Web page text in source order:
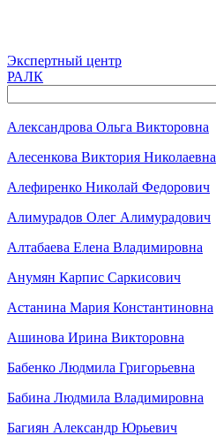
Экспертный центр
РАЛК
Александрова Ольга Викторовна
Алесенкова Виктория Николаевна
Алефиренко Николай Федорович
Алимурадов Олег Алимурадович
Алтабаева Елена Владимировна
Анумян Карпис Саркисович
Астанина Мария Константиновна
Ашинова Ирина Викторовна
Бабенко Людмила Григорьевна
Бабина Людмила Владимировна
Багиян Александр Юрьевич